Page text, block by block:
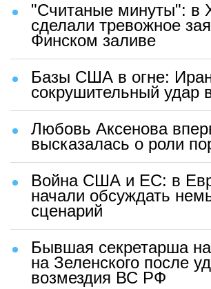
"Считаные минуты": в
сделали тревожное
Финском заливе
Базы США в огне:
сокрушительный удар
Любовь Аксенова
высказалась о роли
Война США и ЕС: в
начали обсуждать
сценарий
Бывшая секретарша
на Зеленского после
возмездия ВС РФ